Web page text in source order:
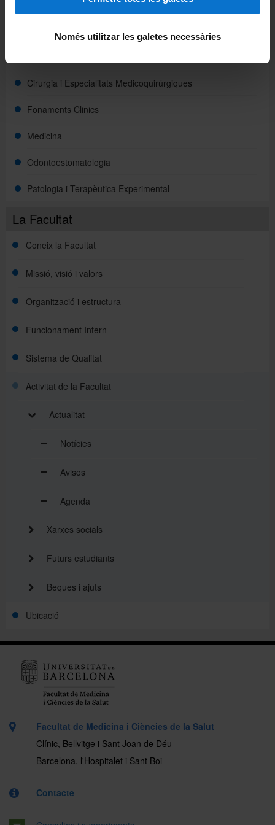
Només utilitzar les galetes necessàries
La Facultat
Coneix la Facultat
Missió, visió i valors
Organització i estructura
Funcionament Intern
Sistema de Qualitat
Activitat de la Facultat
Actualitat
Notícies
Avisos
Agenda
Xarxes socials
Futurs estudiants
Beques i ajuts
Ubicació
Ciències Clíniques
Cirurgia i Especialitats Medicoquirúrgiques
Fonaments Clinics
Medicina
Odontoestomatologia
Patologia i Terapèutica Experimental
Facultat de Medicina i Ciències de la Salut
Clínic, Bellvitge i Sant Joan de Déu
Barcelona, l'Hospitalet i Sant Boi
Contacte